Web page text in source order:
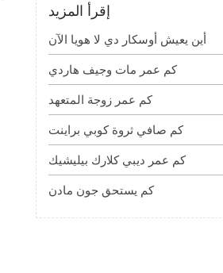
إقرأ المزيد
أين يعيش أوسكار دي لا هويا الآن
كم عمر مات وجيف هاردي
كم عمر زوجة المتعهد
كم صافي ثروة كوبي براينت
كم عمر ديبي كلارك بيليشيك
كم يستحق جون مادن